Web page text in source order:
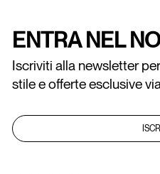
ENTRA NEL
Iscriviti alla newsletter
stile e offerte esclusive